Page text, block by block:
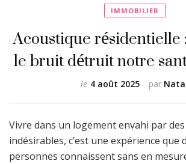
IMMOBILIER
Acoustique
le bruit détruit notre
par
le 4 août 2025
Vivre dans un logement envahi par
indésirables, c’est une expérience que
personnes connaissent sans en